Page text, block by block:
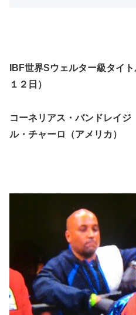
IBF世界Sウェルター級タイ
１２日）
コーネリアス・バンドレイジ
ル・チャーロ（アメリカ）